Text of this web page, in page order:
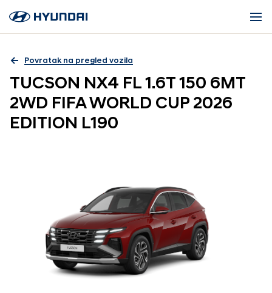
Povratak na pregled vozila
TUCSON NX4 FL 1.6T 150 6MT
2WD FIFA WORLD CUP 2026
EDITION L190